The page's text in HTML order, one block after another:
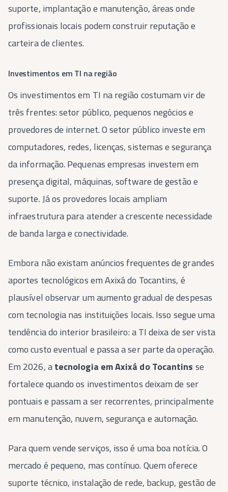
suporte, implantação e manutenção, áreas onde
profissionais locais podem construir reputação e
carteira de clientes.
Investimentos em TI na região
Os investimentos em TI na região costumam vir de
três frentes: setor público, pequenos negócios e
provedores de internet. O setor público investe em
computadores, redes, licenças, sistemas e segurança
da informação. Pequenas empresas investem em
presença digital, máquinas, software de gestão e
suporte. Já os provedores locais ampliam
infraestrutura para atender a crescente necessidade
de banda larga e conectividade.
Embora não existam anúncios frequentes de grandes
aportes tecnológicos em Axixá do Tocantins, é
plausível observar um aumento gradual de despesas
com tecnologia nas instituições locais. Isso segue uma
tendência do interior brasileiro: a TI deixa de ser vista
como custo eventual e passa a ser parte da operação.
Em 2026, atecnologia em Axixá do Tocantins se
fortalece quando os investimentos deixam de ser
pontuais e passam a ser recorrentes, principalmente
em manutenção, nuvem, segurança e automação.
Para quem vende serviços, isso é uma boa notícia. O
mercado é pequeno, mas contínuo. Quem oferece
suporte técnico, instalação de rede, backup, gestão de